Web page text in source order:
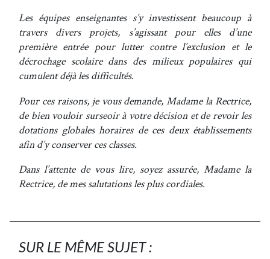
Les équipes enseignantes s’y investissent beaucoup à
travers divers projets, s’agissant pour elles d’une
première entrée pour lutter contre l’exclusion et le
décrochage scolaire dans des milieux populaires qui
cumulent déjà les difficultés.
Pour ces raisons, je vous demande, Madame la Rectrice,
de bien vouloir surseoir à votre décision et de revoir les
dotations globales horaires de ces deux établissements
afin d’y conserver ces classes.
Dans l’attente de vous lire, soyez assurée, Madame la
Rectrice, de mes salutations les plus cordiales.
SUR LE MÊME SUJET :